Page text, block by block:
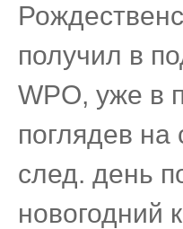
получил в
WPO, уже в
поглядев
след. день
новогодний